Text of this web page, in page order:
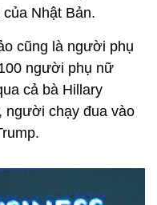
Nhật Bản.
cũng là người phụ
người phụ nữ
cả bà Hillary
người chạy đua vào